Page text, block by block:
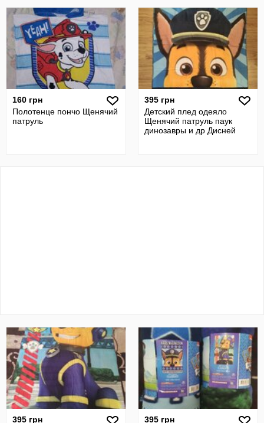
160 грн
Полотенце пончо Щенячий
патруль
395 грн
Детский плед одеяло
Щенячий патруль паук
динозавры и др Дисней
395 грн 395 грн